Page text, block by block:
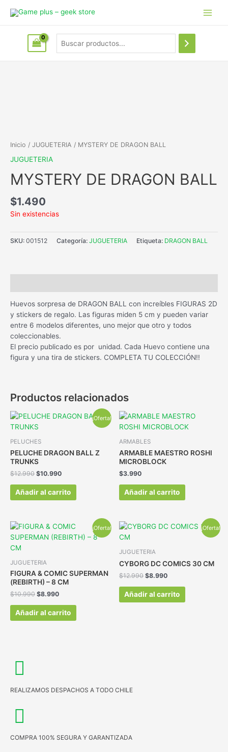
Inicio / JUGUETERIA / MYSTERY DE DRAGON BALL
JUGUETERIA
MYSTERY DE DRAGON BALL
$1.490
Sin existencias
SKU: 001512 Categoría: JUGUETERIA Etiqueta: DRAGON BALL
Huevos sorpresa de DRAGON BALL con increíbles FIGURAS 2D
y stickers de regalo. Las figuras miden 5 cm y pueden variar
entre 6 modelos diferentes, uno mejor que otro y todos
coleccionables.
El precio publicado es por unidad. Cada Huevo contiene una
figura y una tira de stickers. COMPLETA TU COLECCIÓN!!
Productos relacionados
¡Oferta!
PELUCHES
PELUCHE DRAGON BALL Z
TRUNKS
$12.990 $10.990
Añadir al carrito
ARMABLES
ARMABLE MAESTRO ROSHI
MICROBLOCK
$3.990
Añadir al carrito
¡Oferta!
JUGUETERIA
FIGURA & COMIC SUPERMAN
(REBIRTH) – 8 CM
$10.990 $8.990
Añadir al carrito
¡Oferta!
JUGUETERIA
CYBORG DC COMICS 30 CM
$12.990 $8.990
Añadir al carrito
REALIZAMOS DESPACHOS A TODO CHILE
COMPRA 100% SEGURA Y GARANTIZADA